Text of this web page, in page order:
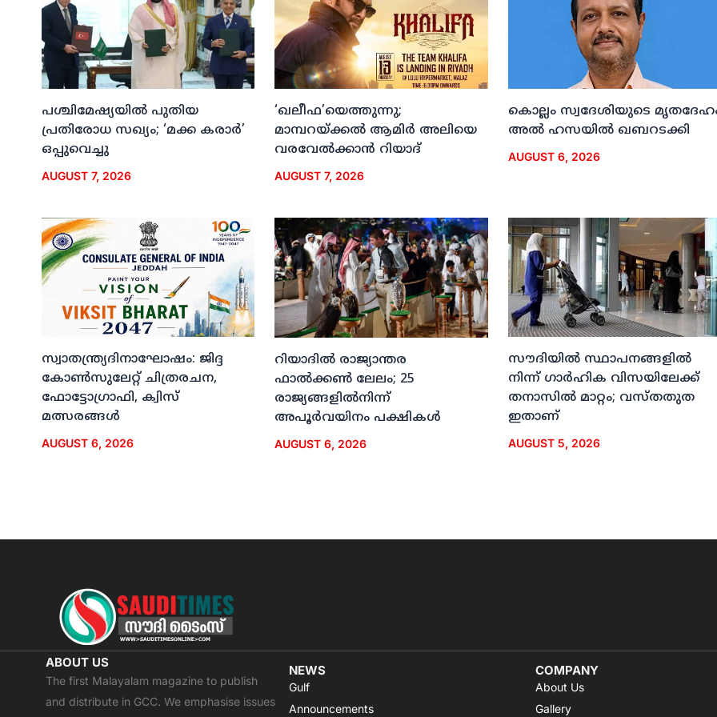
പശ്ചിമേഷ്യയില്‍ പുതിയ
പ്രതിരോധ സഖ്യം; ‘മക്ക കരാര്‍’
ഒപ്പുവെച്ചു
AUGUST 7, 2026
‘ഖലീഫ’യെത്തുന്നു;
മാമ്പറയ്ക്കല്‍ ആമിര്‍ അലിയെ
വരവേല്‍ക്കാന്‍ റിയാദ്
AUGUST 7, 2026
കൊല്ലം സ്വദേശിയുടെ
അല്‍ ഹസയില്‍ ഖബറടക്കി
AUGUST 6, 2026
സ്വാതന്ത്ര്യദിനാഘോഷം: ജിദ്ദ
കോണ്‍സുലേറ്റ് ചിത്രരചന,
ഫോട്ടോഗ്രാഫി, ക്വിസ്
മത്സരങ്ങള്‍
AUGUST 6, 2026
റിയാദില്‍ രാജ്യാന്തര
ഫാല്‍ക്കണ്‍ ലേലം; 25
രാജ്യങ്ങളില്‍നിന്ന്
അപൂര്‍വയിനം പക്ഷികള്‍
AUGUST 6, 2026
സൗദിയില്‍ സ്ഥാപനങ്ങളില്‍
നിന്ന് ഗാര്‍ഹിക വിസയിലേക്ക്
തനാസില്‍ മാറ്റം; വസ്തതുത
ഇതാണ്
AUGUST 5, 2026
ABOUT US
The first Malayalam magazine to publish
and distribute in GCC. We emphasise issues
NEWS
Gulf
Announcements
COMPANY
About Us
Gallery